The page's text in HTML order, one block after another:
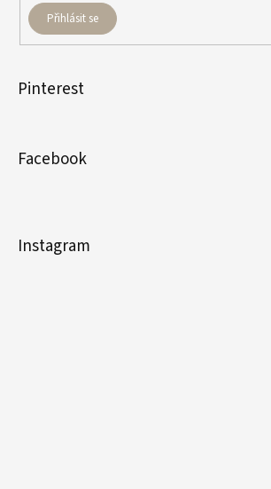
Přihlásit se
Pinterest
Facebook
Instagram